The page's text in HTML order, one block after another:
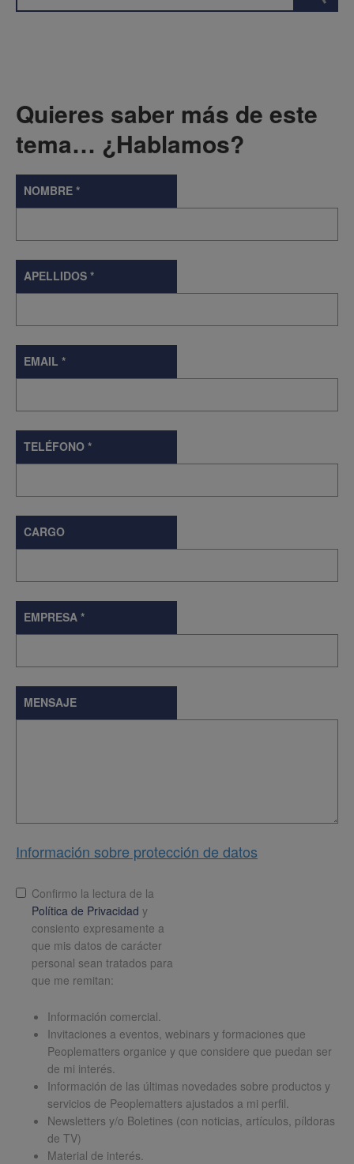
Quieres saber más de este
tema… ¿Hablamos?
NOMBRE *
APELLIDOS *
EMAIL *
TELÉFONO *
CARGO
EMPRESA *
MENSAJE
Información sobre protección de datos
LopdConfirmo la lectura de la
Política de Privacidad y
consiento expresamente a
que mis datos de carácter
personal sean tratados para
que me remitan:
Información comercial.
Invitaciones a eventos, webinars y formaciones que
Peoplematters organice y que considere que puedan ser
de mi interés.
Información de las últimas novedades sobre productos y
servicios de Peoplematters ajustados a mi perfil.
Newsletters y/o Boletines (con noticias, artículos, píldoras
de TV)
Material de interés.